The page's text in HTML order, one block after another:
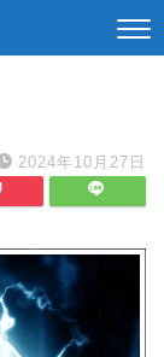
2024年10月27日